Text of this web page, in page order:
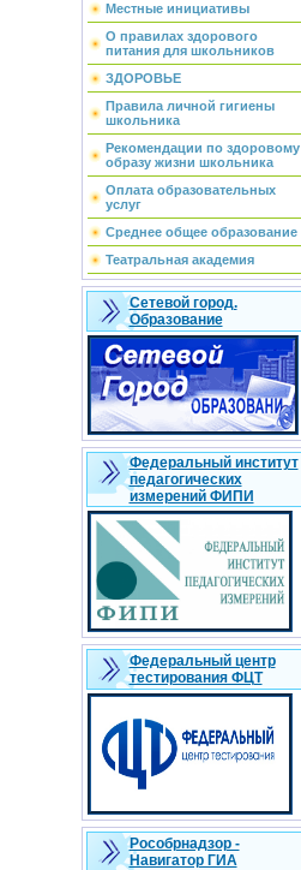
Местные инициативы
О правилах здорового
питания для школьников
ЗДОРОВЬЕ
Правила личной гигиены
школьника
Рекомендации по здоровому
образу жизни школьника
Оплата образовательных
услуг
Среднее общее образование
Театральная академия
Сетевой город.
Образование
Федеральный институт
педагогических
измерений ФИПИ
Федеральный центр
тестирования ФЦТ
Рособрнадзор -
Навигатор ГИА